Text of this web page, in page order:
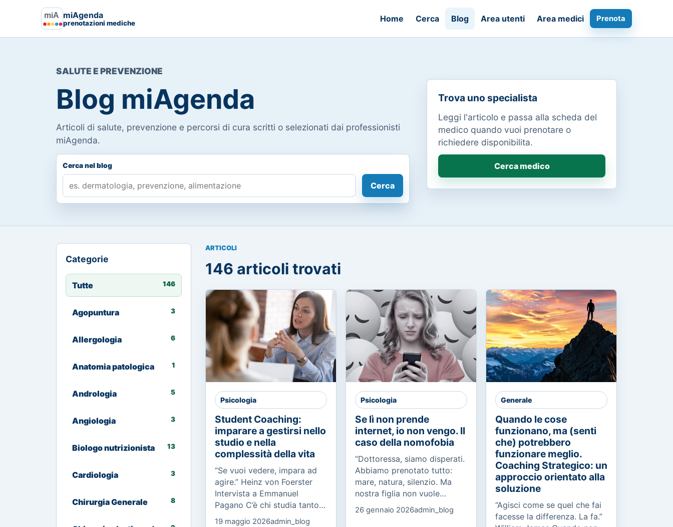
miAgenda
prenotazioni mediche Home Cerca Blog Area utenti Area medici Prenota
SALUTE E PREVENZIONE
Blog miAgenda
Articoli di salute, prevenzione e percorsi di cura scritti o selezionati dai professionisti
miAgenda.
Cerca nel blog
Cerca
Trova uno specialista
Leggi l'articolo e passa alla scheda del
medico quando vuoi prenotare o
richiedere disponibilita.
Cerca medico
Categorie
Tutte 146
Agopuntura 3
Allergologia 6
Anatomia patologica 1
Andrologia 5
Angiologia 3
Biologo nutrizionista 13
Cardiologia 3
Chirurgia Generale 8
ARTICOLI
146 articoli trovati
Psicologia
Student Coaching:
imparare a gestirsi nello
studio e nella
complessità della vita
“Se vuoi vedere, impara ad
agire.” Heinz von Foerster
Intervista a Emmanuel
Pagano C’è chi studia tanto,
ma arriva all’esame stanco.
19 maggio 2026admin_blog
Psicologia
Se lì non prende
internet, io non vengo. Il
caso della nomofobia
“Dottoressa, siamo disperati.
Abbiamo prenotato tutto:
mare, natura, silenzio. Ma
nostra figlia non vuole
partire. Dice che lì non
prende internet. Non è un
26 gennaio 2026admin_blog
Generale
Quando le cose
funzionano, ma (senti
che) potrebbero
funzionare meglio.
Coaching Strategico: un
approccio orientato alla
soluzione
“Agisci come se quel che fai
facesse la differenza. La fa.”